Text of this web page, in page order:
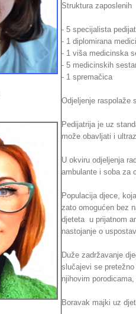
Struktura zaposlenih
- 5 specijalista
- 1 diplomirana
- 1 viša medicinska
- 5 medicinskih
- 1 spremačica
Odjeljenje raspolaže
Pedijatrija je uz
može obavljati i
U okviru odjeljenja
ambulante i soba za
Populacija djece,
zato omogućen bez
djeteta u prijatnom
nastojanje o
Duže zadržavanje
slučajevi se
njihovim
Boravak majki uz